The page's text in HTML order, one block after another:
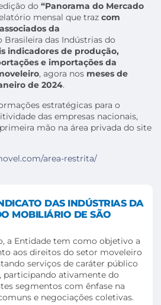
do “Panorama do Mercado
mensal que traz com
da
Brasileira das Indústrias do
indicadores de produção,
e importações da
, agora nos meses de
de 2024.
estratégicas para o
das empresas nacionais,
mão na área privada do site
area-restrita/
DAS INDÚSTRIAS DA
MOBILIÁRIO DE SÃO
a Entidade tem como objetivo a
aos direitos do setor moveleiro
serviços de caráter público
participando ativamente do
segmentos com ênfase na
e negociações coletivas.